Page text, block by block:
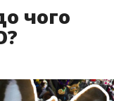
чого